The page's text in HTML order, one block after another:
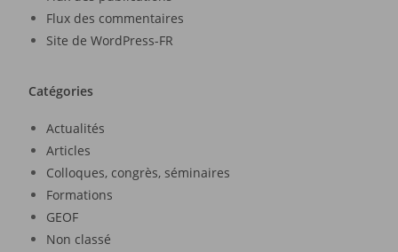
Flux des commentaires
Site de WordPress-FR
Catégories
Actualités
Articles
Colloques, congrès, séminaires
Formations
GEOF
Non classé